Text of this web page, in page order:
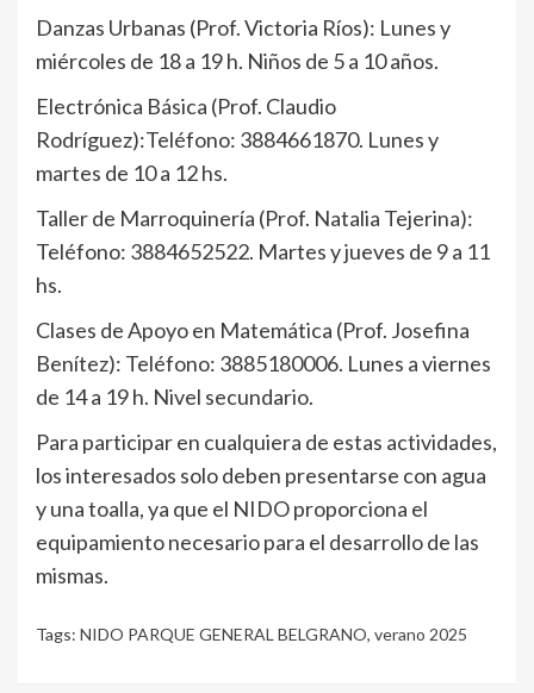
Danzas Urbanas (Prof. Victoria Ríos): Lunes y
miércoles de 18 a 19 h. Niños de 5 a 10 años.
Electrónica Básica (Prof. Claudio
Rodríguez):Teléfono: 3884661870. Lunes y
martes de 10 a 12 hs.
Taller de Marroquinería (Prof. Natalia Tejerina):
Teléfono: 3884652522. Martes y jueves de 9 a 11
hs.
Clases de Apoyo en Matemática (Prof. Josefina
Benítez): Teléfono: 3885180006. Lunes a viernes
de 14 a 19 h. Nivel secundario.
Para participar en cualquiera de estas actividades,
los interesados solo deben presentarse con agua
y una toalla, ya que el NIDO proporciona el
equipamiento necesario para el desarrollo de las
mismas.
Tags: NIDO PARQUE GENERAL BELGRANO, verano 2025